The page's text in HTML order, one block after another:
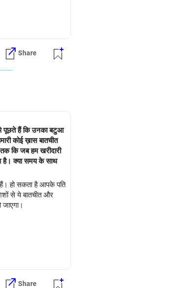
Share
पूछते हैं कि उनका बटुआ
कोई ख़ास बातचीत
हो सकता है आपके पति
से ये बातचीत और
Share